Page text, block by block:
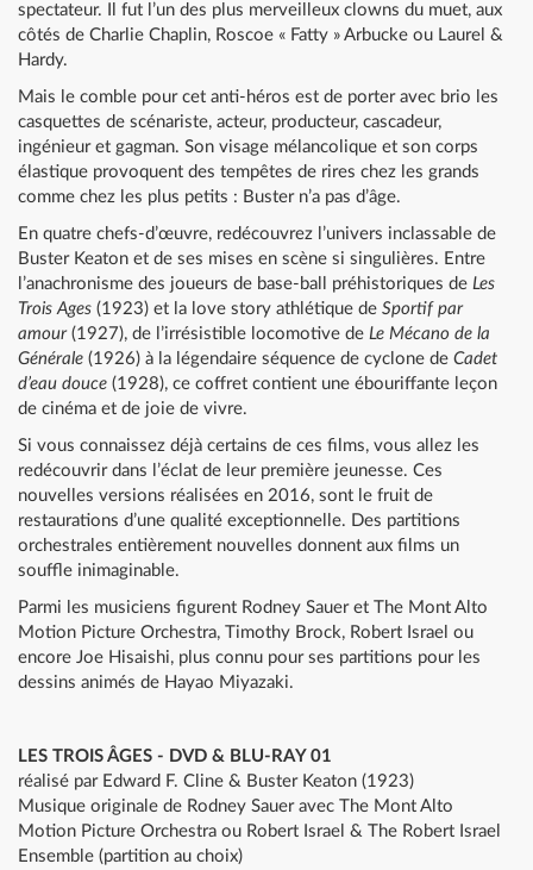
spectateur. Il fut l’un des plus merveilleux clowns du muet, aux
côtés de Charlie Chaplin, Roscoe « Fatty » Arbucke ou Laurel &
Hardy.
Mais le comble pour cet anti-héros est de porter avec brio les
casquettes de scénariste, acteur, producteur, cascadeur,
ingénieur et gagman. Son visage mélancolique et son corps
élastique provoquent des tempêtes de rires chez les grands
comme chez les plus petits : Buster n’a pas d’âge.
En quatre chefs-d’œuvre, redécouvrez l’univers inclassable de
Buster Keaton et de ses mises en scène si singulières. Entre
l’anachronisme des joueurs de base-ball préhistoriques de Les
Trois Ages (1923) et la love story athlétique de Sportif par
amour(1927), de l’irrésistible locomotive de Le Mécano de la
Générale (1926) à la légendaire séquence de cyclone de Cadet
d’eau douce (1928), ce coffret contient une ébouriffante leçon
de cinéma et de joie de vivre.
Si vous connaissez déjà certains de ces films, vous allez les
redécouvrir dans l’éclat de leur première jeunesse. Ces
nouvelles versions réalisées en 2016, sont le fruit de
restaurations d’une qualité exceptionnelle. Des partitions
orchestrales entièrement nouvelles donnent aux films un
souffle inimaginable.
Parmi les musiciens figurent Rodney Sauer et The Mont Alto
Motion Picture Orchestra, Timothy Brock, Robert Israel ou
encore Joe Hisaishi, plus connu pour ses partitions pour les
dessins animés de Hayao Miyazaki.
LES TROIS ÂGES - DVD & BLU-RAY 01
réalisé par Edward F. Cline & Buster Keaton (1923)
Musique originale de Rodney Sauer avec The Mont Alto
Motion Picture Orchestra ou Robert Israel & The Robert Israel
Ensemble (partition au choix)